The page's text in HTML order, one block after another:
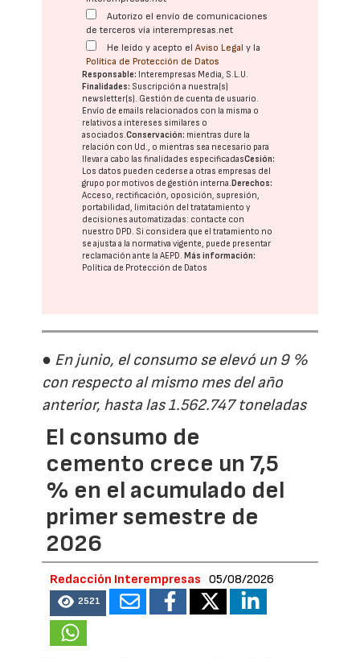
Autorizo el envío de comunicaciones
de terceros vía interempresas.net
He leído y acepto elAviso Legal y la
Política de Protección de Datos
Responsable: Interempresas Media, S.L.U.
Finalidades: Suscripción a nuestra(s)
newsletter(s). Gestión de cuenta de usuario.
Envío de emails relacionados con la misma o
relativos a intereses similares o
asociados.Conservación: mientras dure la
relación con Ud., o mientras sea necesario para
llevar a cabo las finalidades especificadasCesión:
Los datos pueden cederse a otras empresas del
grupo por motivos de gestión interna. Derechos:
Acceso, rectificación, oposición, supresión,
portabilidad, limitación del tratatamiento y
decisiones automatizadas: contacte con
nuestro DPD. Si considera que el tratamiento no
se ajusta a la normativa vigente, puede presentar
reclamación ante laAEPD. Más información:
Política de Protección de Datos
● En junio, el consumo se elevó un 9 %
con respecto al mismo mes del año
anterior, hasta las 1.562.747 toneladas
El consumo de
cemento crece un 7,5
% en el acumulado del
primer semestre de
2026
Redacción Interempresas 05/08/2026
2521